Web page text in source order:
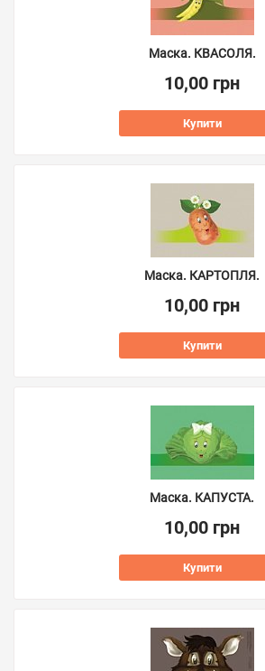
Маска. КВАСОЛЯ.
10,00 грн
Купити
Маска. КАРТОПЛЯ.
10,00 грн
Купити
Маска. КАПУСТА.
10,00 грн
Купити